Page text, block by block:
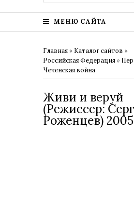
МЕНЮ САЙТА
Главная » Каталог сайтов »
Российская Федерация »
Чеченская война
Живи и веруй
(Режиссер:
Роженцев)